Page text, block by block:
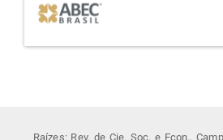
Raízes: Rev. de Cie. Soc. e Econ.,